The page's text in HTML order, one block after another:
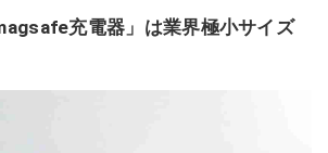
充電器」は業界極小サイズ